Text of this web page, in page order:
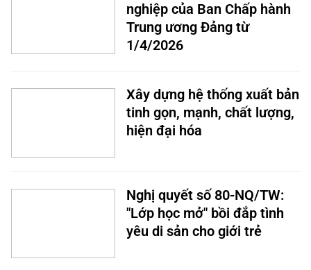
nghiệp của Ban Chấp hành
Trung ương Đảng từ
1/4/2026
Xây dựng hệ thống xuất bản
tinh gọn, mạnh, chất lượng,
hiện đại hóa
Nghị quyết số 80-NQ/TW:
"Lớp học mở" bồi đắp tình
yêu di sản cho giới trẻ